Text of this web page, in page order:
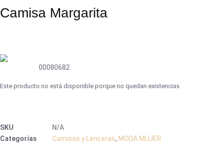
Camisa Margarita
00080682
Este producto no está disponible porque no quedan existencias.
SKU
N/A
Categorías
Camisas y Lenceras, MODA MUJER